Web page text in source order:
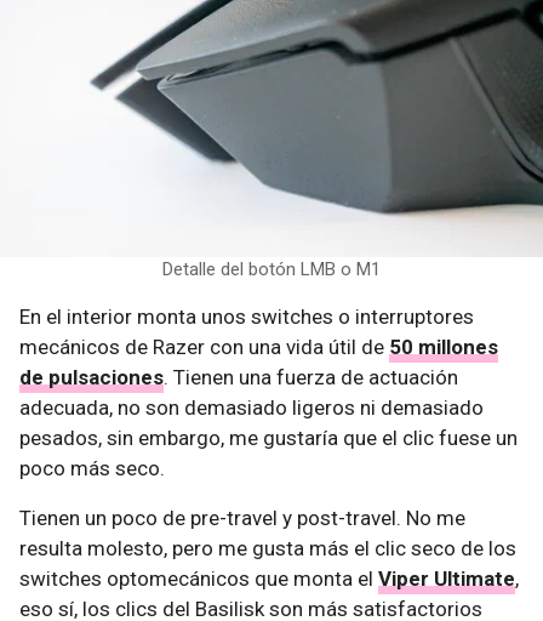
Detalle del botón LMB o M1
En el interior monta unos switches o interruptores
mecánicos de Razer con una vida útil de 50 millones
de pulsaciones. Tienen una fuerza de actuación
adecuada, no son demasiado ligeros ni demasiado
pesados, sin embargo, me gustaría que el clic fuese un
poco más seco.
Tienen un poco de pre-travel y post-travel. No me
resulta molesto, pero me gusta más el clic seco de los
switches optomecánicos que monta el Viper Ultimate,
eso sí, los clics del Basilisk son más satisfactorios